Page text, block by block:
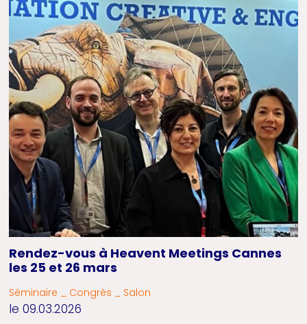
Rendez-vous à Heavent Meetings Cannes
les 25 et 26 mars
Séminaire _ Congrès _ Salon
le 09.03.2026